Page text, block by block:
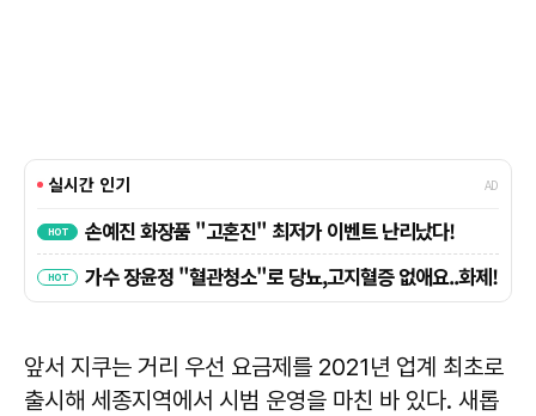
앞서 지쿠는 거리 우선 요금제를 2021년 업계 최초로
출시해 세종지역에서 시범 운영을 마친 바 있다. 새롭